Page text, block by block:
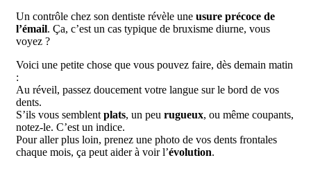
Un contrôle chez son dentiste révèle une usure précoce de
l’émail. Ça, c’est un cas typique de bruxisme diurne, vous
voyez ?
Voici une petite chose que vous pouvez faire, dès demain matin
:
Au réveil, passez doucement votre langue sur le bord de vos
dents.
S’ils vous semblentplats, un peu rugueux, ou même coupants,
notez-le. C’est un indice.
Pour aller plus loin, prenez une photo de vos dents frontales
chaque mois, ça peut aider à voir l’évolution.